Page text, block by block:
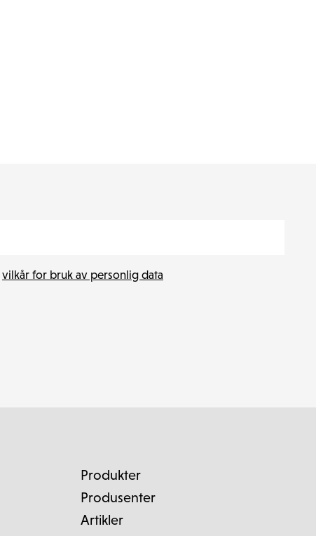
vilkår for bruk av personlig data
Produkter
Produsenter
Artikler